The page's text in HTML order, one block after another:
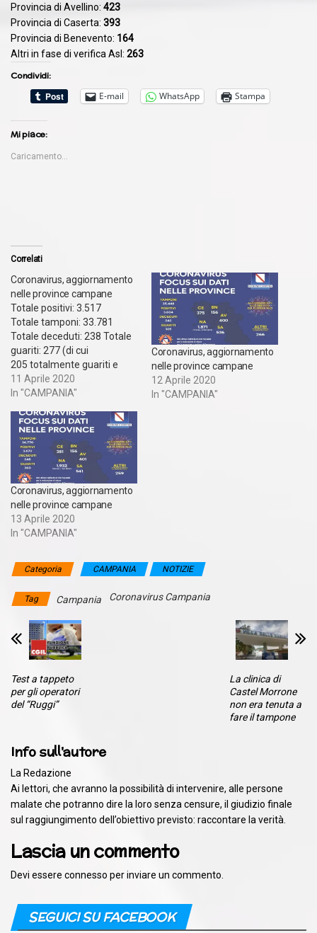
Provincia di Avellino: 423
Provincia di Caserta: 393
Provincia di Benevento: 164
Altri in fase di verifica Asl: 263
Condividi:
E-mail
WhatsApp Stampa
Mi piace:
Caricamento...
Correlati
Coronavirus, aggiornamento
nelle province campane
Totale positivi: 3.517
Totale tamponi: 33.781
Totale deceduti: 238 Totale
guariti: 277 (di cui
205 totalmente guariti e
72 clinicamente guariti) ​ Il
riparto per provincia:
cui 762 Napoli Città e
1047 Napoli provincia)
Provincia di Salerno: 533
Provincia di Avellino: 399
Provincia di Caserta: 368
Provincia di Benevento: 152
Altri in fase di verifica
Asl: 256
11 Aprile 2020
In "CAMPANIA"
Coronavirus, aggiornamento
nelle province campane
12 Aprile 2020
In "CAMPANIA"
Coronavirus, aggiornamento
nelle province campane
13 Aprile 2020
In "CAMPANIA"
Categoria CAMPANIA NOTIZIE
Tag Campania Coronavirus Campania
Test a tappeto
per gli operatori
del “Ruggi”
La clinica di
Castel Morrone
non era tenuta a
fare il tampone
Info sull'autore
La Redazione
Ai lettori, che avranno la possibilità di intervenire, alle persone
malate che potranno dire la loro senza censure, il giudizio finale
sul raggiungimento dell’obiettivo previsto: raccontare la verità.
Lascia un commento
Devi essere connesso per inviare un commento.
SEGUICI SU FACEBOOK